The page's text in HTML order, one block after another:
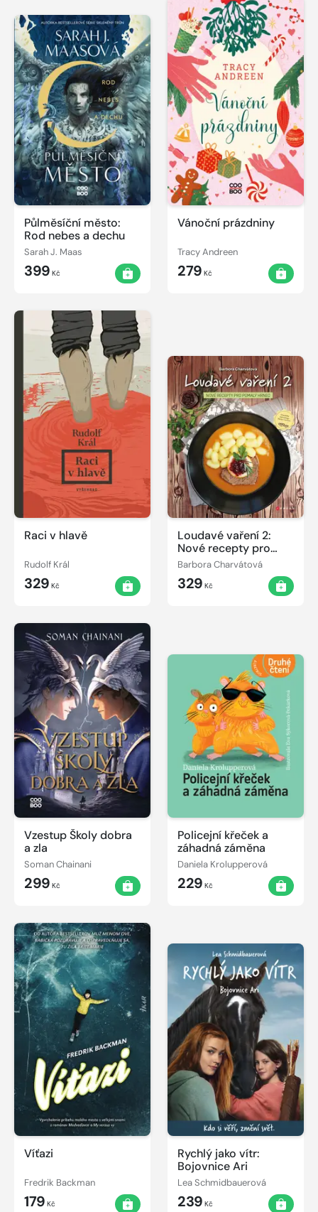
Půlměsíční město:
Rod nebes a dechu
Sarah J. Maas
399 Kč
Vánoční prázdniny
Tracy Andreen
279 Kč
Raci v hlavě
Rudolf Král
329 Kč
Loudavé vaření 2:
Nové recepty pro
pomalý hrnec
Barbora Charvátová
329 Kč
Vzestup Školy dobra
a zla
Soman Chainani
299 Kč
Policejní křeček a
záhadná záměna
Daniela Krolupperová
229 Kč
Víťazi
Fredrik Backman
179 Kč
Rychlý jako vítr:
Bojovnice Ari
Lea Schmidbauerová
239 Kč